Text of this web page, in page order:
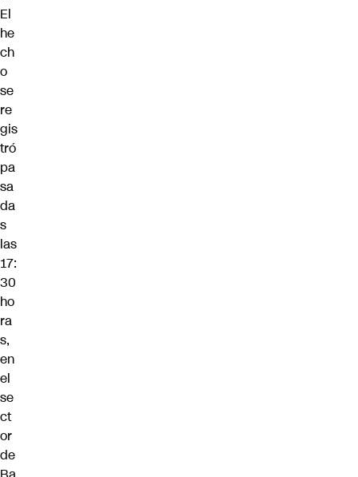
El
he
ch
o
se
re
gis
tró
pa
sa
da
s
las
17:
30
ho
ra
s,
en
el
se
ct
or
de